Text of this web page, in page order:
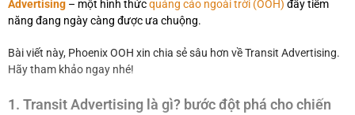
Advertising – một hình thứcquảng cáo ngoài trời (OOH) đầy tiềm
năng đang ngày càng được ưa chuộng.
Bài viết này, Phoenix OOH xin chia sẻ sâu hơn về Transit Advertising.
Hãy tham khảo ngay nhé!
1. Transit Advertising là gì? bước đột phá cho chiến